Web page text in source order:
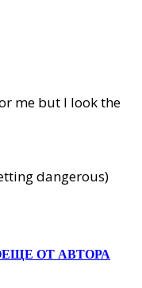
me but I look the
dangerous)
ЕЩЕ ОТ АВТОРА